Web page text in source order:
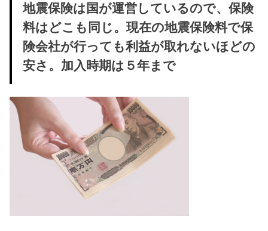
地震保険は国が運営しているので、保険
料はどこも同じ。現在の地震保険料で保
険会社が行っても利益が取れないほどの
安さ。加入時期は５年まで